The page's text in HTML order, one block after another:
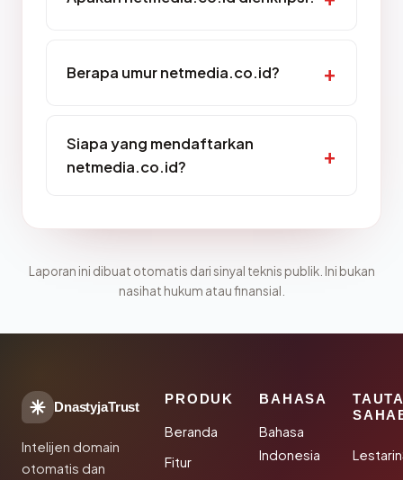
Berapa umur netmedia.co.id?
Siapa yang mendaftarkan
netmedia.co.id?
Laporan ini dibuat otomatis dari sinyal teknis publik. Ini bukan
nasihat hukum atau finansial.
DnastyjaTrust
Intelijen domain
otomatis dan
PRODUK
Beranda
Fitur
BAHASA
Bahasa
Indonesia